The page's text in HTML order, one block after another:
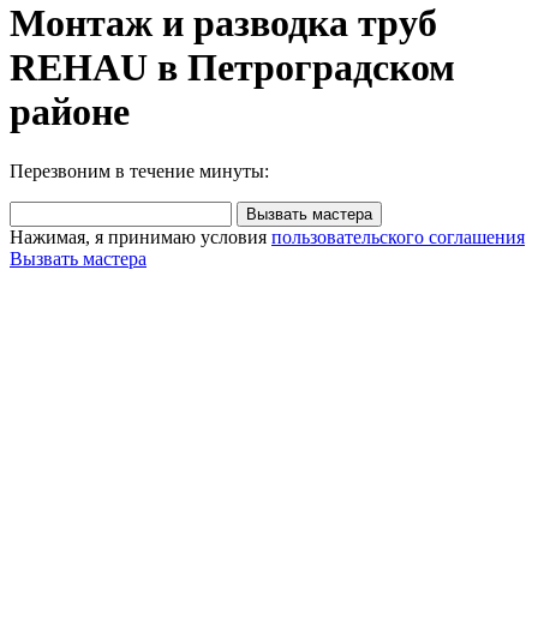
Монтаж и разводка труб
REHAU в Петроградском
районе
Перезвоним в течение минуты:
Вызвать мастера
Нажимая, я принимаю условия пользовательского соглашения
Вызвать мастера